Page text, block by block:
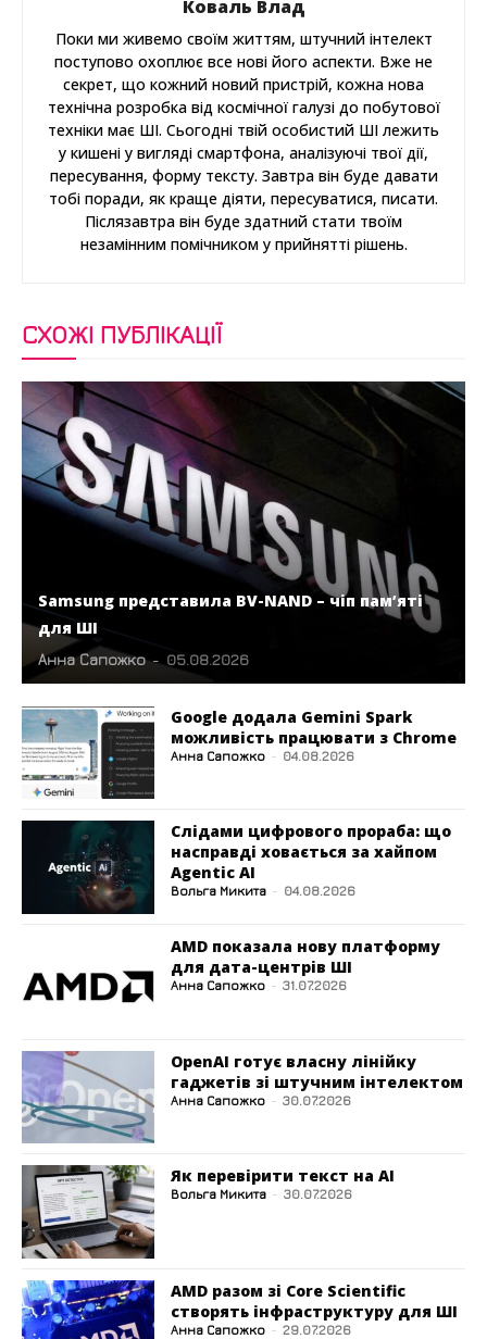
Коваль Влад
Поки ми живемо своїм життям, штучний інтелект
поступово охоплює все нові його аспекти. Вже не
секрет, що кожний новий пристрій, кожна нова
технічна розробка від космічної галузі до побутової
техніки має ШІ. Сьогодні твій особистий ШІ лежить
у кишені у вигляді смартфона, аналізуючі твої дії,
пересування, форму тексту. Завтра він буде давати
тобі поради, як краще діяти, пересуватися, писати.
Післязавтра він буде здатний стати твоїм
незамінним помічником у прийнятті рішень.
СХОЖІ ПУБЛІКАЦІЇ
Samsung представила BV-NAND – чіп пам’яті
для ШІ
Анна Сапожко - 05.08.2026
Google додала Gemini Spark
можливість працювати з Chrome
Анна Сапожко - 04.08.2026
Слідами цифрового прораба: що
насправді ховається за хайпом
Agentic AI
Вольга Микита - 04.08.2026
AMD показала нову платформу
для дата-центрів ШІ
Анна Сапожко - 31.07.2026
OpenAI готує власну лінійку
гаджетів зі штучним інтелектом
Анна Сапожко - 30.07.2026
Як перевірити текст на AI
Вольга Микита - 30.07.2026
AMD разом зі Core Scientific
створять інфраструктуру для ШІ
Анна Сапожко - 29.07.2026